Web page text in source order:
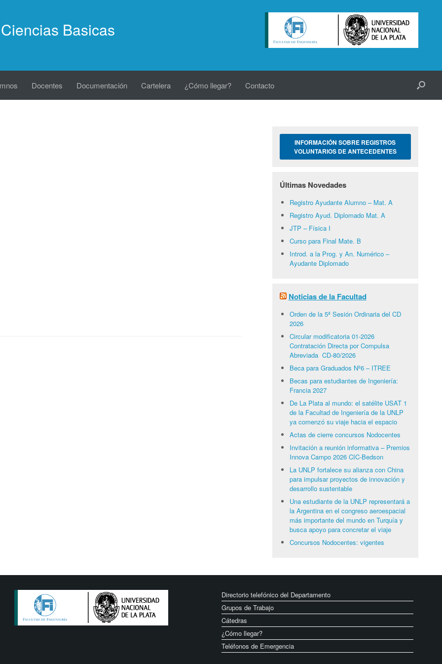
Basicas
Docentes Documentación Cartelera ¿Cómo llegar? Contacto
INFORMACIÓN SOBRE REGISTROS
VOLUNTARIOS DE ANTECEDENTES
Últimas Novedades
Registro Ayudante Alumno – Mat. A
Registro Ayud. Diplomado Mat. A
JTP – Física I
Curso para Final Mate. B
Introd. a la Prog. y An. Numérico –
Ayudante Diplomado
Noticias de la Facultad
Orden de la 5ª Sesión Ordinaria del CD
2026
Circular modificatoria 01-2026
Contratación Directa por Compulsa
Abreviada CD-80/2026
Beca para Graduados Nº6 – ITREE
Becas para estudiantes de Ingeniería:
Francia 2027
De La Plata al mundo: el satélite USAT 1
de la Facultad de Ingeniería de la UNLP
ya comenzó su viaje hacia el espacio
Actas de cierre concursos Nodocentes
Invitación a reunión informativa – Premios
Innova Campo 2026 CIC-Bedson
La UNLP fortalece su alianza con China
para impulsar proyectos de innovación y
desarrollo sustentable
Una estudiante de la UNLP representará a
la Argentina en el congreso aeroespacial
más importante del mundo en Turquía y
busca apoyo para concretar el viaje
Concursos Nodocentes: vigentes
Directorio telefónico del Departamento
Grupos de Trabajo
Cátedras
¿Cómo llegar?
Teléfonos de Emergencia